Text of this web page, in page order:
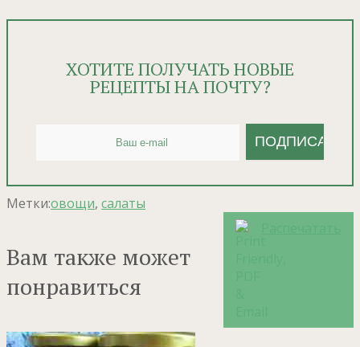
ХОТИТЕ ПОЛУЧАТЬ НОВЫЕ
РЕЦЕПТЫ НА ПОЧТУ?
Метки:овощи, салаты
Вам также может
понравиться